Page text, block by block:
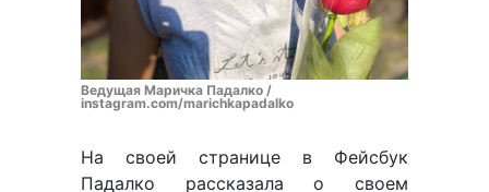
Ведущая Маричка Падалко /
instagram.com/marichkapadalko
На своей странице в Фейсбук
Падалко рассказала о своем